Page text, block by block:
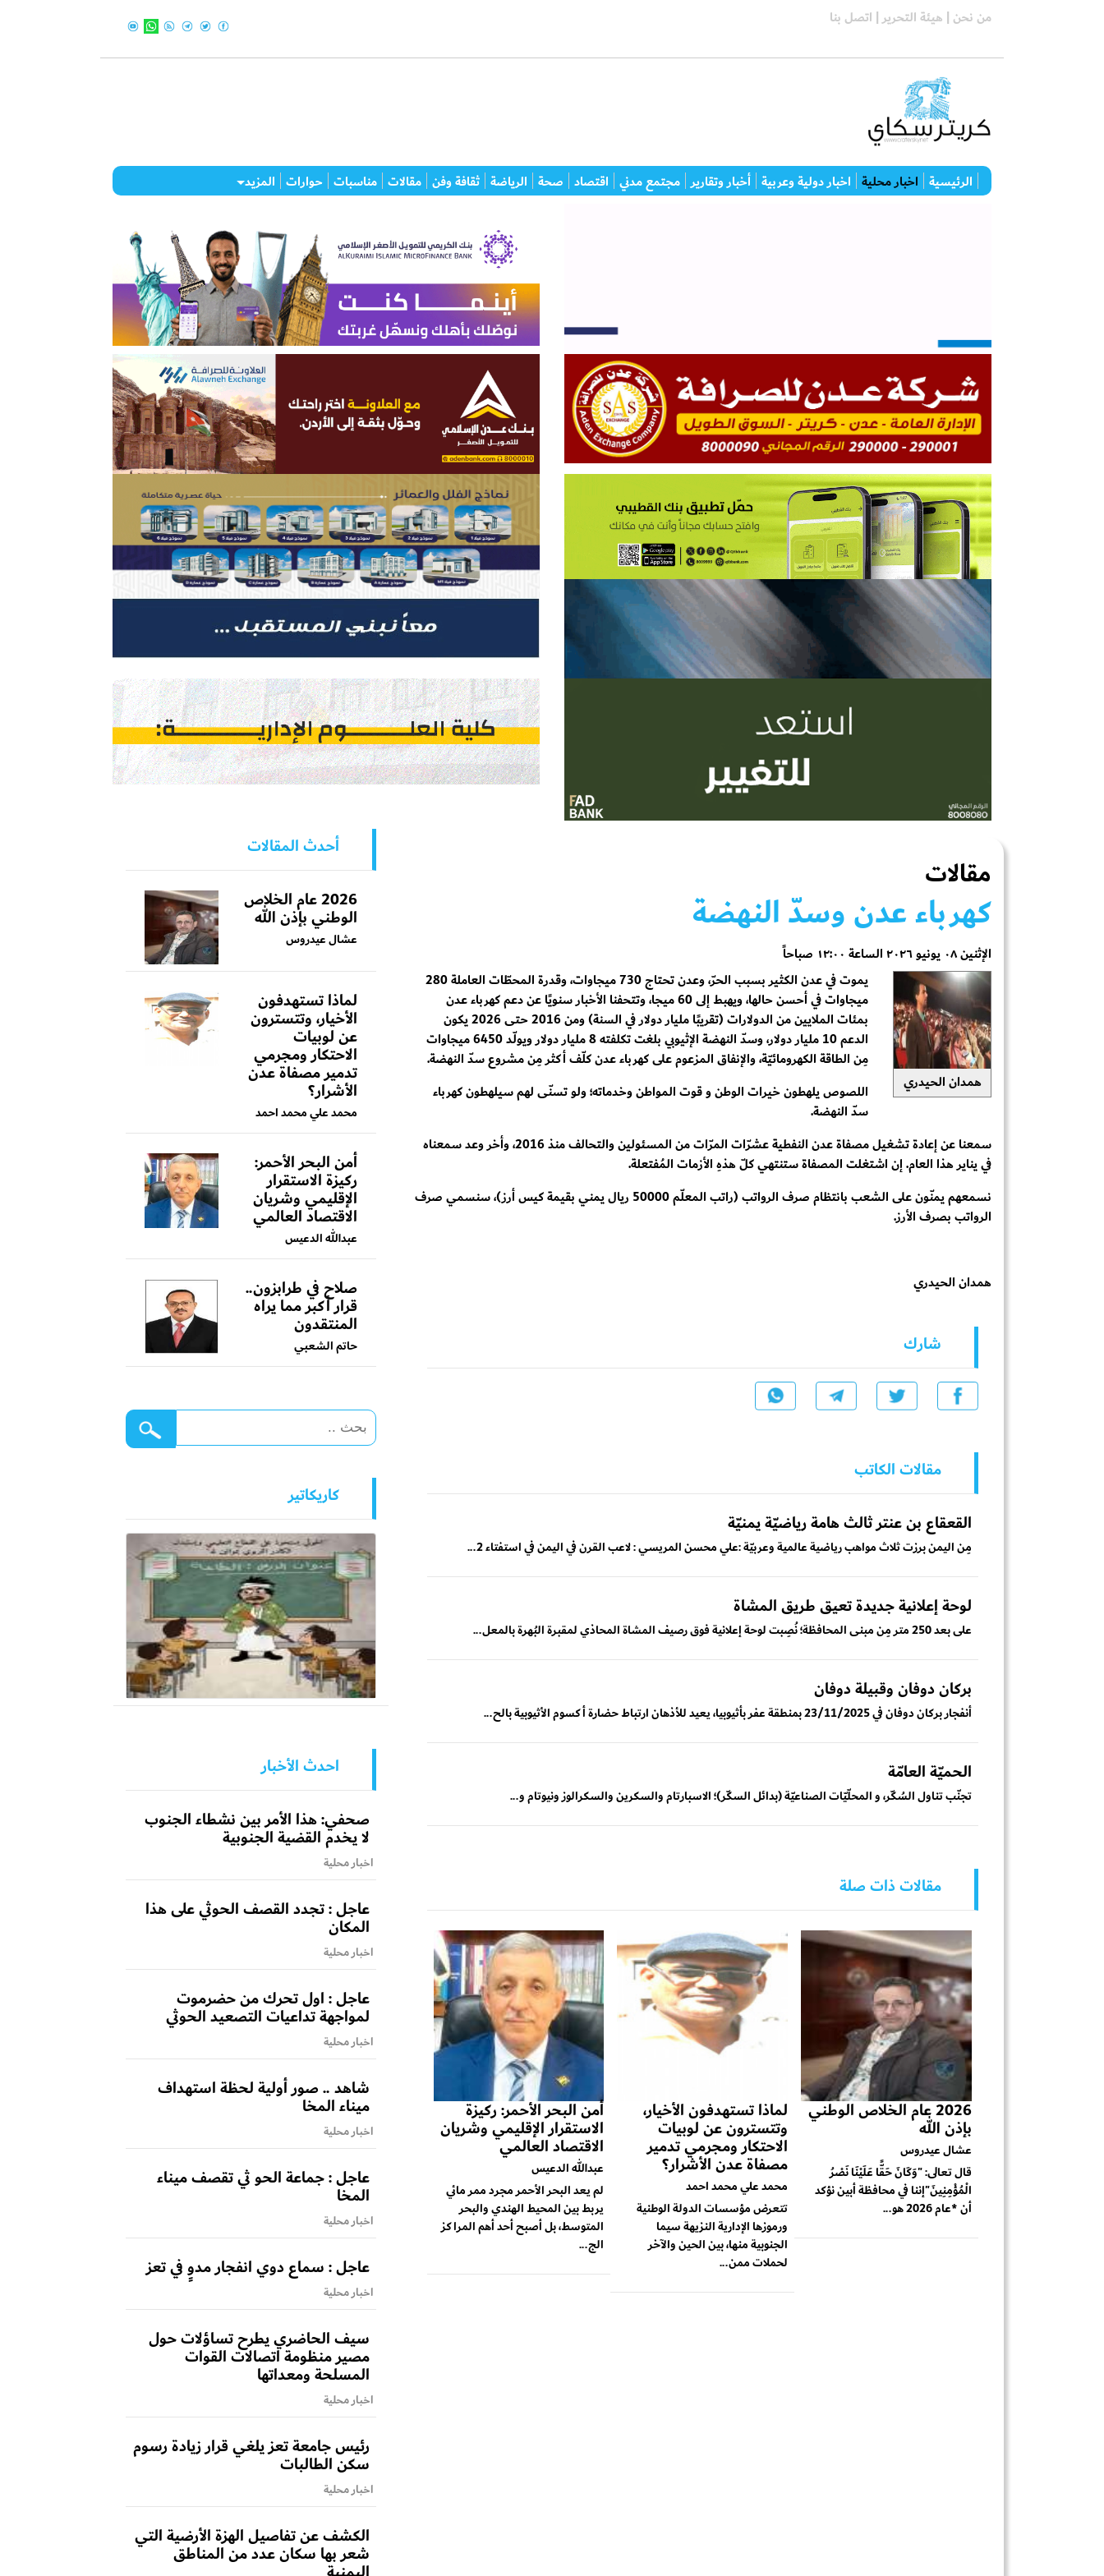
من نحن | هيئة التحرير | اتصل بنا
الرئيسية اخبار محلية اخبار دولية وعربية أخبار وتقارير مجتمع مدني اقتصاد صحة الرياضة ثقافة وفن مقالات مناسبات حوارات المزيد
مقالات
كهرباء عدن وسدّ النهضة
الإثنين ٠٨ يونيو ٢٠٢٦ الساعة ١٢:٠٠ صباحاً
همدان الحيدري
يموت في عدن الكثير بسبب الحرّ، وعدن تحتاج 730 ميجاوات، وقدرة المحطّات العاملة 280
ميجاوات في أحسن حالها، ويهبط إلى 60 ميجا، وتتحفنا الأخبار سنويًا عن دعم كهرباء عدن
بمئات الملايين من الدولارات (تقريبًا مليار دولار في السنة) ومن 2016 حتى 2026 يكون
الدعم 10 مليار دولار، وسدّ النهضة الإثيوبي بلغت تكلفته 8 مليار دولار ويولّد 6450 ميجاوات
مِن الطاقة الكهرومائيّة، والإنفاق المزعوم على كهرباء عدن كلّف أكثر مِن مشروع سدّ النهضة.
اللصوص يلهطون خيرات الوطن و قوت المواطن وخدماته؛ ولو تسنّى لهم سيلهطون كهرباء
سدّ النهضة.
سمعنا عن إعادة تشغيل مصفاة عدن النفطية عشرّات المرّات من المسئولين والتحالف منذ 2016، وأخر وعد سمعناه
في يناير هذا العام. إن اشتغلت المصفاة ستنتهي كلّ هذهِ الأزمات المُفتعلة.
نسمعهم يمنّون على الشعب بانتظام صرف الرواتب (راتب المعلّم 50000 ريال يمني بقيمة كيس أرز)، سنسمي صرف
الرواتب بصرف الأرز.
همدان الحيدري
شارك
مقالات الكاتب
القعقاع بن عنتر ثالث هامة رياضيّة يمنيّة
مِن اليمن برزت ثلاث مواهب رياضية عالمية وعربيّة :علي محسن المريسي : لاعب القرن في اليمن في استفتاء 2...
لوحة إعلانية جديدة تعيق طريق المشاة
على بعد 250 متر مِن مبنى المحافظة؛ نُصِبت لوحة إعلانية فوق رصيف المشاة المحاذي لمقبرة البُهرة بالمعل...
بركان دوفان وقبيلة دوفان
أنفجار بركان دوفان في 23/11/2025 بمنطقة عفر بأثيوبيا، يعيد للأذهان ارتباط حضارة أكسوم الأثيوبية بالح...
الحميّة العامّة
تجنّب تناول السُكّر، و المحلّيّات الصناعيّة (بدائل السكّر)؛ الاسبارتام والسكرين والسكرالوز ونيوتام و...
مقالات ذات صلة
2026 عام الخلاص الوطني
بإذن الله
عشال عيدروس
قال تعالى: "وَكَانَ حَقًّا عَلَيْنَا نَصْرُ
الْمُؤْمِنِينَ"إننا في محافظة أبين نؤكد
أن *عام 2026 هو...
لماذا تستهدفون الأخيار،
وتتسترون عن لوبيات
الاحتكار ومجرمي تدمير
مصفاة عدن الأشرار؟
محمد علي محمد احمد
تتعرض مؤسسات الدولة الوطنية
ورموزها الإدارية النزيهة سيما
الجنوبية منها، بين الحين والآخر
لحملات ممن...
أمن البحر الأحمر: ركيزة
الاستقرار الإقليمي وشريان
الاقتصاد العالمي
عبدالله الدعيس
لم يعد البحر الأحمر مجرد ممر مائي
يربط بين المحيط الهندي والبحر
المتوسط، بل أصبح أحد أهم المراكز
الج...
أحدث المقالات
2026 عام الخلاص
الوطني بإذن الله
عشال عيدروس
لماذا تستهدفون
الأخيار، وتتسترون
عن لوبيات
الاحتكار ومجرمي
تدمير مصفاة عدن
الأشرار؟
محمد علي محمد احمد
أمن البحر الأحمر:
ركيزة الاستقرار
الإقليمي وشريان
الاقتصاد العالمي
عبدالله الدعيس
صلاح في طرابزون..
قرار أكبر مما يراه
المنتقدون
حاتم الشعبي
كاريكاتير
احدث الأخبار
صحفي: هذا الأمر بين نشطاء الجنوب
لا يخدم القضية الجنوبية
اخبار محلية
عاجل : تجدد القصف الحوثي على هذا
المكان
اخبار محلية
عاجل : اول تحرك من حضرموت
لمواجهة تداعيات التصعيد الحوثي
اخبار محلية
شاهد .. صور أولية لحظة استهداف
ميناء المخا
اخبار محلية
عاجل : جماعة الحو ثي تقصف ميناء
المخا
اخبار محلية
عاجل : سماع دوي انفجار مدوٍ في تعز
اخبار محلية
سيف الحاضري يطرح تساؤلات حول
مصير منظومة اتصالات القوات
المسلحة ومعداتها
اخبار محلية
رئيس جامعة تعز يلغي قرار زيادة رسوم
سكن الطالبات
اخبار محلية
الكشف عن تفاصيل الهزة الأرضية التي
شعر بها سكان عدد من المناطق